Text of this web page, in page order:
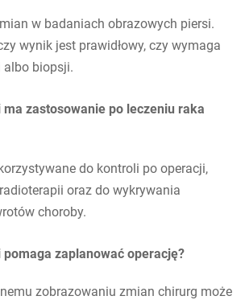
w badaniach obrazowych piersi.
wynik jest prawidłowy, czy wymaga
albo biopsji.
ma zastosowanie po leczeniu raka
do kontroli po operacji,
oraz do wykrywania
choroby.
pomaga zaplanować operację?
zobrazowaniu zmian chirurg może